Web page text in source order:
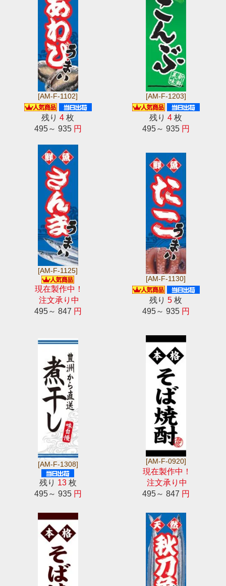
[AM-F-1102]
残り4 枚
495～ 935 円
[AM-F-1203]
残り4 枚
495～ 935 円
[AM-F-1125]
現在製作中！
注文承り中
495～ 847 円
[AM-F-1130]
残り5 枚
495～ 935 円
[AM-F-1308]
残り 13枚
495～ 935 円
[AM-F-0920]
現在製作中！
注文承り中
495～ 847 円